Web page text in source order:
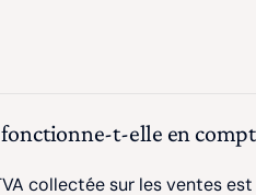
t-elle en
collectée sur les ventes